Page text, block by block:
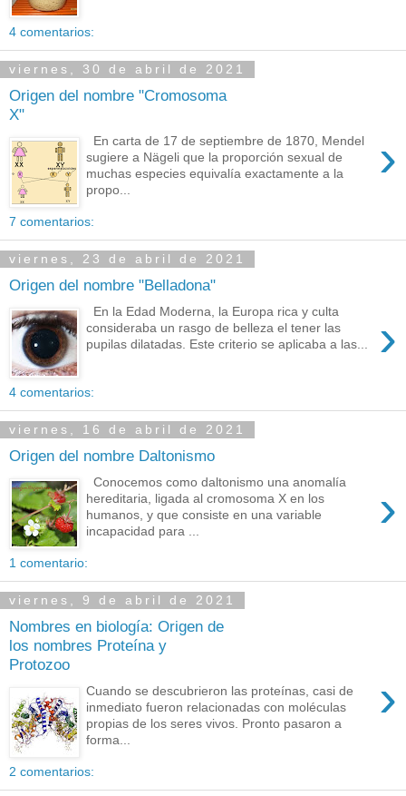
4 comentarios:
viernes, 30 de abril de 2021
Origen del nombre "Cromosoma
X"
›
En carta de 17 de septiembre de 1870, Mendel
sugiere a Nägeli que la proporción sexual de
muchas especies equivalía exactamente a la
propo...
7 comentarios:
viernes, 23 de abril de 2021
Origen del nombre "Belladona"
›
En la Edad Moderna, la Europa rica y culta
consideraba un rasgo de belleza el tener las
pupilas dilatadas. Este criterio se aplicaba a las...
4 comentarios:
viernes, 16 de abril de 2021
Origen del nombre Daltonismo
›
Conocemos como daltonismo una anomalía
hereditaria, ligada al cromosoma X en los
humanos, y que consiste en una variable
incapacidad para ...
1 comentario:
viernes, 9 de abril de 2021
Nombres en biología: Origen de
los nombres Proteína y
Protozoo
›
Cuando se descubrieron las proteínas, casi de
inmediato fueron relacionadas con moléculas
propias de los seres vivos. Pronto pasaron a
forma...
2 comentarios: